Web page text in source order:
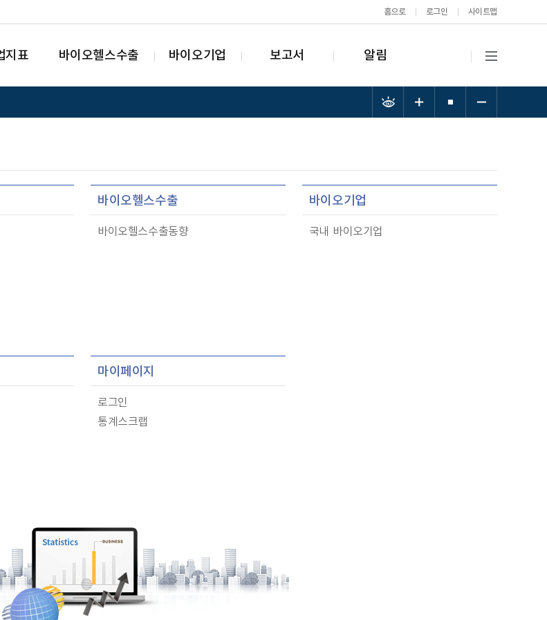
홈으로 로그인 사이트맵
지표 바이오헬스수출 바이오기업 보고서 알림
바이오헬스수출
바이오헬스수출동향
바이오기업
국내 바이오기업
마이페이지
로그인
통계스크랩